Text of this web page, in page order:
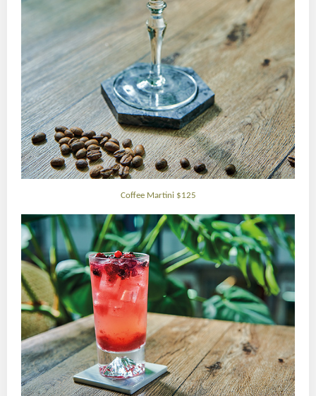
Coffee Martini $125